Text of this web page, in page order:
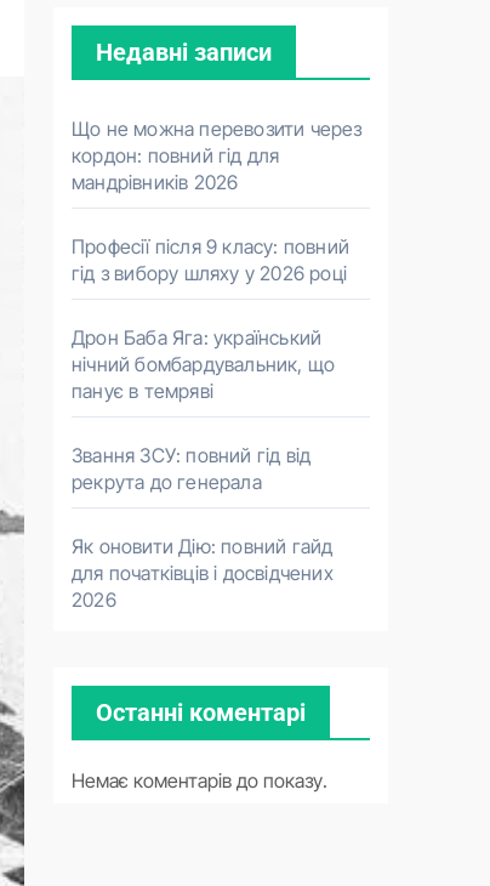
Недавні записи
Що не можна перевозити через
кордон: повний гід для
мандрівників 2026
Професії після 9 класу: повний
гід з вибору шляху у 2026 році
Дрон Баба Яга: український
нічний бомбардувальник, що
панує в темряві
Звання ЗСУ: повний гід від
рекрута до генерала
Як оновити Дію: повний гайд
для початківців і досвідчених
2026
Останні коментарі
Немає коментарів до показу.